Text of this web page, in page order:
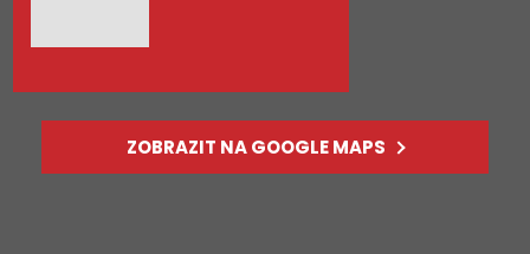
ZOBRAZIT NA GOOGLE MAPS